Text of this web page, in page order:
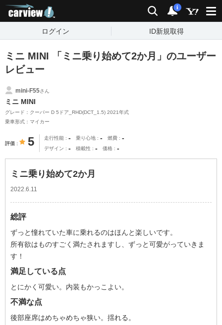
検索 通知
i
ログイン ID新規取得
ミニ MINI 「ミニ乗り始めて2か月」のユーザー
レビュー
mini-F55さん
ミニ MINI
グレード：クーパー D 5ドア_RHD(DCT_1.5) 2021年式
乗車形式：マイカー
評価 5 走行性能 - 乗り心地 - 燃費 -
デザイン - 積載性 - 価格 -
ミニ乗り始めて2か月
2022.6.11
総評
ずっと憧れていた車に乗れるのはほんと楽しいです。
所有欲はものすごく満たされますし、ずっと可愛がっていきま
す！
満足している点
とにかく可愛い。内装もかっこよい。
不満な点
後部座席はめちゃめちゃ狭い。揺れる。